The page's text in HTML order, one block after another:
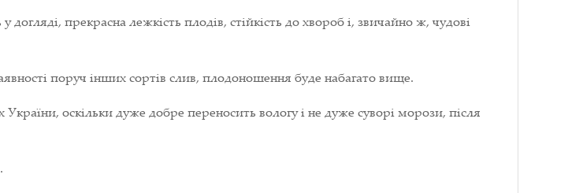
прекрасна лежкість плодів, стійкість до хвороб і, звичайно ж, чудові
поруч інших сортів слив, плодоношення буде набагато вище.
оскільки дуже добре переносить вологу і не дуже суворі морози, після